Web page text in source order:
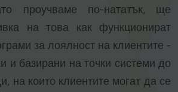
проучваме по-нататък, ще
на това как функционират
за лоялност на клиентите -
и базирани на точки системи до
на които клиентите могат да се